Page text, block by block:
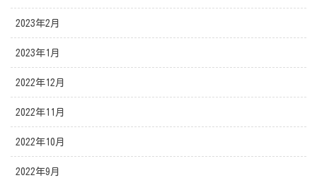
2023年2月
2023年1月
2022年12月
2022年11月
2022年10月
2022年9月